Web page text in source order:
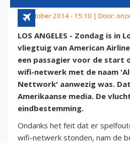
28 oktober 2014 - 15:10 | Door:
LOS ANGELES - Zondag is in
vliegtuig van American
een passagier voor de start
wifi-netwerk met de naam
Nettwork' aanwezig was.
Amerikaanse media. De
eindbestemming.
Ondanks het feit dat er
wifi-netwerk stonden, nam de